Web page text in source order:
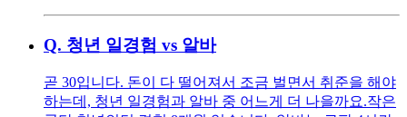
Q. 청년 일경험 vs 알바
곧 30입니다. 돈이 다 떨어져서 조금 벌면서 취준을 해야
하는데, 청년 일경험과 알바 중 어느게 더 나을까요. ​ 작은